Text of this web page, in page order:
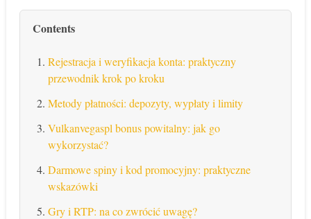
Contents
Rejestracja i weryfikacja konta: praktyczny
przewodnik krok po kroku
Metody płatności: depozyty, wypłaty i limity
Vulkanvegaspl bonus powitalny: jak go
wykorzystać?
Darmowe spiny i kod promocyjny: praktyczne
wskazówki
Gry i RTP: na co zwrócić uwagę?